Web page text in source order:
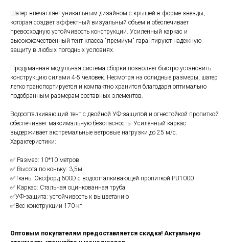
Шатер впечатляет уникальным дизайном с крышей в форме звезды,
которая создает эффектный визуальный объем и обеспечивает
превосходную устойчивость конструкции. Усиленный каркас и
высококачественный тент класса "премиум" гарантируют надежную
защиту в любых погодных условиях.
Продуманная модульная система сборки позволяет быстро установить
конструкцию силами 4-5 человек. Несмотря на солидные размеры, шатер
легко транспортируется и компактно хранится благодаря оптимально
подобранным размерам составных элементов.
Водоотталкивающий тент с двойной УФ-защитой и огнестойкой пропиткой
обеспечивает максимальную безопасность. Усиленный каркас
выдерживает экстремальные ветровые нагрузки до 25 м/с.
Характеристики:
✅ Размер: 10*10 метров
✅ Высота по коньку: 3,5м
✅Ткань: Оксфорд 600D с водоотталкивающей пропиткой PU1000
✅ Каркас: Стальная оцинкованная труба
✅УФ-защита: устойчивость к выцветанию
✅Вес конструкции 170 кг
Оптовым покупателям предоставляется скидка! Актуальную